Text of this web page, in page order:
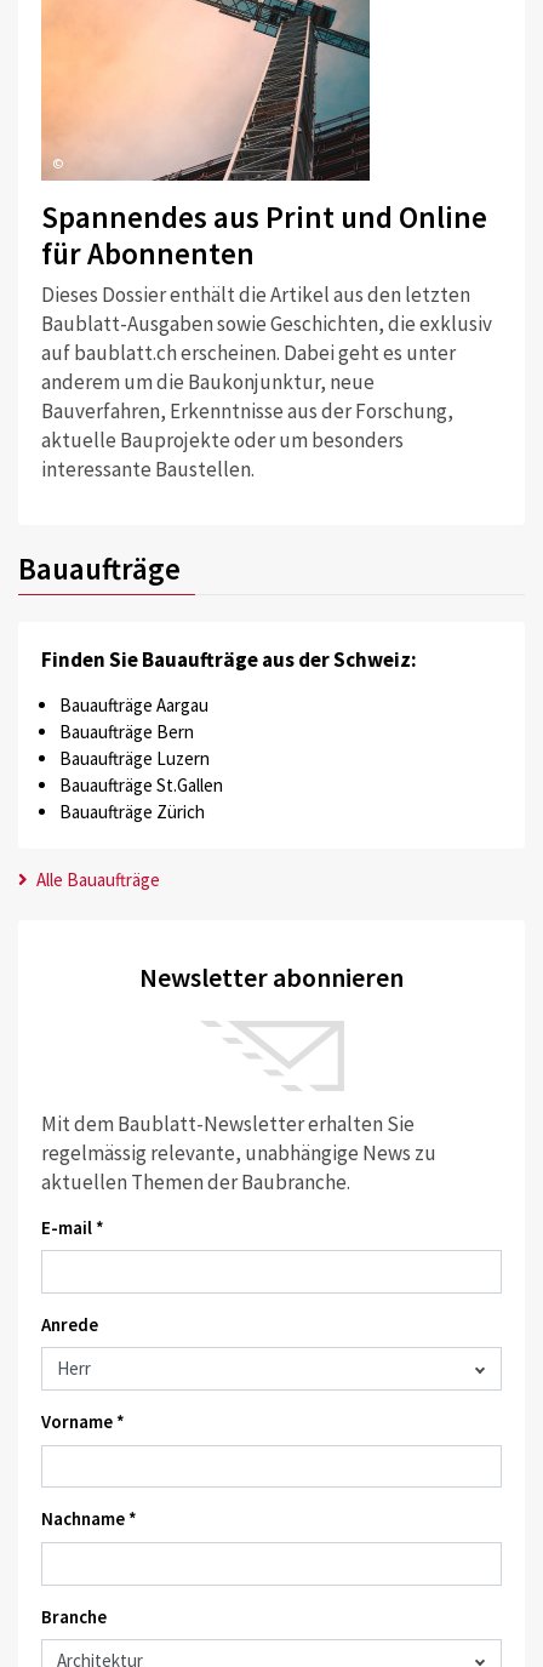
©
Spannendes aus Print und Online
für Abonnenten
Dieses Dossier enthält die Artikel aus den letzten
Baublatt-Ausgaben sowie Geschichten, die exklusiv
auf baublatt.ch erscheinen. Dabei geht es unter
anderem um die Baukonjunktur, neue
Bauverfahren, Erkenntnisse aus der Forschung,
aktuelle Bauprojekte oder um besonders
interessante Baustellen.
Bauaufträge
Finden Sie Bauaufträge aus der Schweiz:
Bauaufträge Aargau
Bauaufträge Bern
Bauaufträge Luzern
Bauaufträge St.Gallen
Bauaufträge Zürich
Alle Bauaufträge
Newsletter abonnieren
Mit dem Baublatt-Newsletter erhalten Sie
regelmässig relevante, unabhängige News zu
aktuellen Themen der Baubranche.
E-mail *
Anrede
Vorname *
Nachname *
Branche